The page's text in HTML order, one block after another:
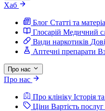
Хаб
Блог Статті та
Глосарій Медичний
Види наркотиків
Аптечні препарати
Про нас
Про нас
Про клініку Історія
Ціни Вартість